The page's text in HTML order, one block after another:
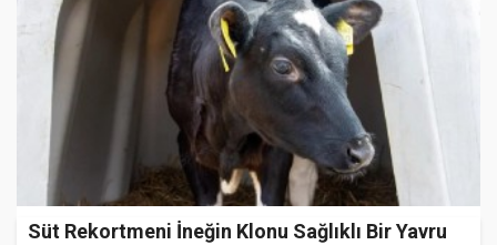
Süt Rekortmeni İneğin Klonu Sağlıklı Bir Yavru